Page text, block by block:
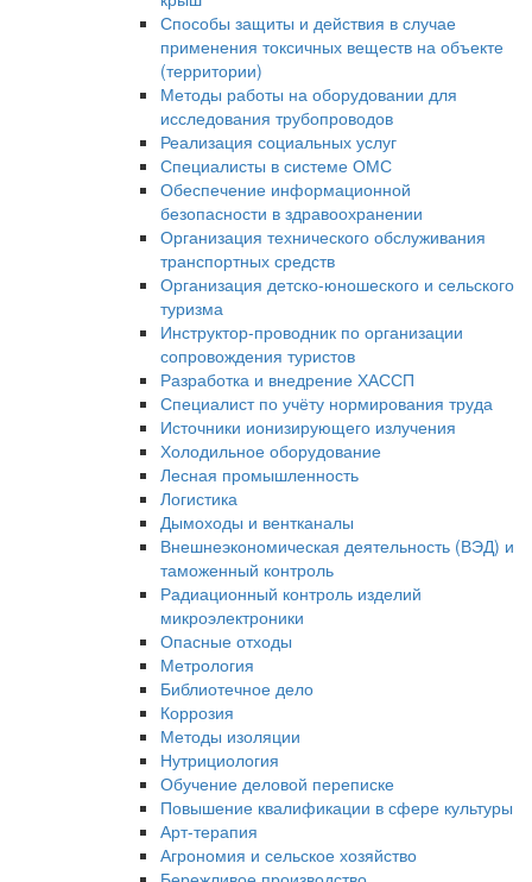
Способы защиты и действия в случае
применения токсичных веществ на объекте
(территории)
Методы работы на оборудовании для
исследования трубопроводов
Реализация социальных услуг
Специалисты в системе ОМС
Обеспечение информационной
безопасности в здравоохранении
Организация технического обслуживания
транспортных средств
Организация детско-юношеского и сельского
туризма
Инструктор-проводник по организации
сопровождения туристов
Разработка и внедрение ХАССП
Специалист по учёту нормирования труда
Источники ионизирующего излучения
Холодильное оборудование
Лесная промышленность
Логистика
Дымоходы и вентканалы
Внешнеэкономическая деятельность (ВЭД) и
таможенный контроль
Радиационный контроль изделий
микроэлектроники
Опасные отходы
Метрология
Библиотечное дело
Коррозия
Методы изоляции
Нутрициология
Обучение деловой переписке
Повышение квалификации в сфере культуры
Арт-терапия
Агрономия и сельское хозяйство